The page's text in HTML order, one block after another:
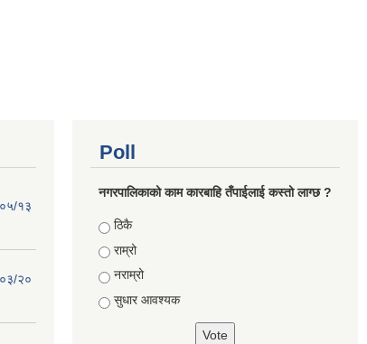
०५/१३
०३/२०
Poll
नगरपालिकाको काम कारबाहि तँपाईलाई कस्तो लाग्छ ?
Choices
ठिकै
राम्रो
नराम्रो
सुधार आवश्यक